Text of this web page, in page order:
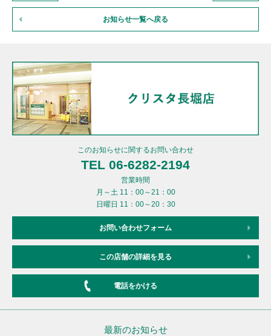
お知らせ一覧へ戻る
このお知らせに関するお問い合わせ
TEL 06-6282-2194
営業時間
月～土 11：00～21：00
日曜日 11：00～20：30
お問い合わせフォーム
この店舗の詳細を見る
電話をかける
最新のお知らせ